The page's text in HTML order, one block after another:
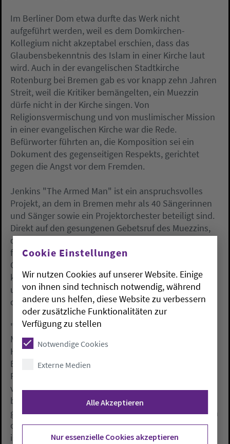
Im Berliner Dom etwa durfte das Werk nicht
aufgeführt werden, weil es dem Domkirchen-
Kollegium nicht akzeptabel erschien, dass das
Glaubensbekenntnis des Islam in einer Kirche laut
wird. Auch in der evangelischen Stadtkirche
Rotenburg bei Bremen gab es vor knapp zehn Jahren
Streit, weil die Kritiker bemängelten, ein Muezzin
dürfe nicht in der Kirche singen. Von
Religionsvermischung und von muslimischer Mission
in einer evangelischen Kirche war die Rede.
Befürworter führten an, die Komposition sei ein
Dokument des gegenseitigen Respekts, gerichtet
gegen die Angst vor dem Fremden.
Jenkins "The Armed Man" ist ein anspruchsvolles
Projekt, an dem in Bremen mehr als 40 Sängerinnen
und Sänger sowie ein Projektorchester beteiligt sind.
Direkt auf den gesungenen Gebetsruf des Muezzins,
der gleichzeitig ein Glaubenskenntnis des Islam ist,
folgt mit dem "Kyrie eleison" eine zentrale christliche
Glaubensformel. In der Messe verschmelzen
klassische und zeitgenössische Musik mit Texten
unterschiedlicher Religionen zu einer Anklage gegen
den Krieg.
"Gleichberechtigt lässt Jenkins den Gebetsruf des
Muezzin neben jüdischen und christlichen
Hoffnungstexten erklingen", sagte Gemeindepastor
Bernd Klingbeil-Jahr. Bewusst werde die
Friedensmesse im Gottesdienst aufgeführt. "Weil es
von der liturgischen Gestalt her ein Gottesdienst ist",
betonte der evangelische Theologe. So entstehe ein
großer atmosphärischer und musikalischer Bogen, an
dessen Ende die Einsicht formuliert werde: "Frieden
ist besser als ewiger Krieg."
Cookie Einstellungen
Wir nutzen Cookies auf unserer Website. Einige
von ihnen sind technisch notwendig, während
andere uns helfen, diese Website zu verbessern
oder zusätzliche Funktionalitäten zur
Verfügung zu stellen
Notwendige Cookies
Externe Medien
Alle Akzeptieren
Nur essenzielle Cookies akzeptieren